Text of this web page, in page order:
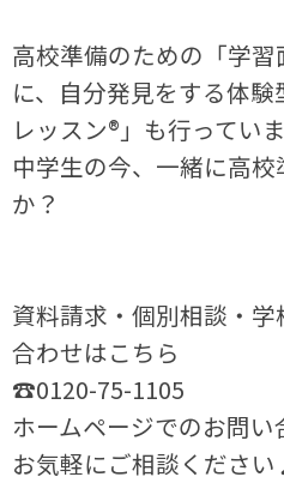
高校準備のための「学
に、自分発見をする体
レッスン®」も行っていま
中学生の今、一緒に高
か？
資料請求・個別相談・
合わせはこちら
☎0120-75-1105
ホームページでのお問い
お気軽にご相談くださ